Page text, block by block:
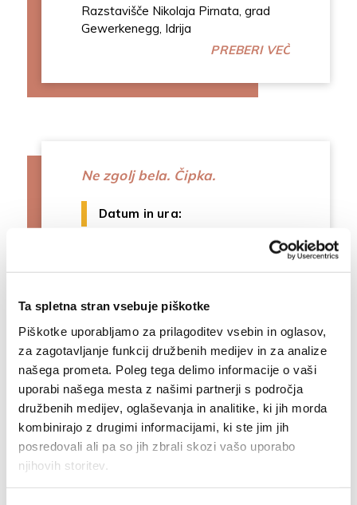
Ta spletna stran vsebuje piškotke
Piškotke uporabljamo za prilagoditev vsebin in oglasov,
za zagotavljanje funkcij družbenih medijev in za analize
našega prometa. Poleg tega delimo informacije o vaši
uporabi našega mesta z našimi partnerji s področja
družbenih medijev, oglaševanja in analitike, ki jih morda
kombinirajo z drugimi informacijami, ki ste jim jih
posredovali ali pa so jih zbrali skozi vašo uporabo
njihovih storitev.
Razstavišče Nikolaja Pirnata, grad
Gewerkenegg, Idrija
PREBERI VEČ
Ne zgolj bela. Čipka.
Datum in ura:
Osnovne informacije